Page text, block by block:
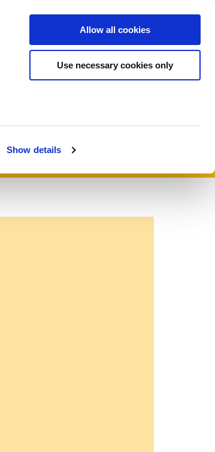
Show details
Allow all cookies
Use necessary cookies only
or
collapse
el
campo
Donar